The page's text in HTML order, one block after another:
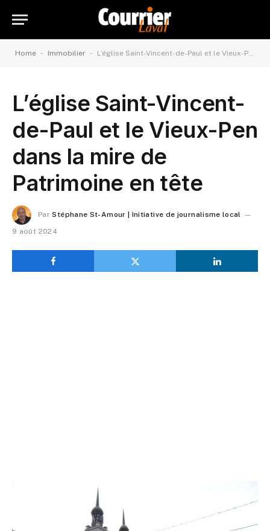
Home - Immobilier - L’église Saint-Vincent-de-Paul et le Vieux-Pen dans la mire de Patrimoine en tête
L’église Saint-Vincent-
de-Paul et le Vieux-Pen
dans la mire de
Patrimoine en tête
Par Stéphane St-Amour | Initiative de journalisme local
9 août 2024